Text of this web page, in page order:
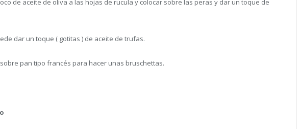
de aceite de oliva a las hojas de rucula y colocar sobre las peras y dar un toque de
dar un toque ( gotitas ) de aceite de trufas.
pan tipo francés para hacer unas bruschettas.